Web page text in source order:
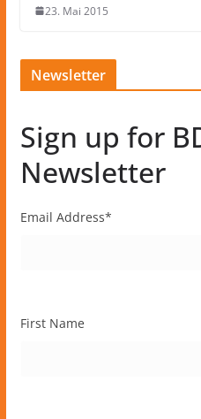
23. Mai 2015
Newsletter
Sign up for
Newsletter
Email Address*
First Name